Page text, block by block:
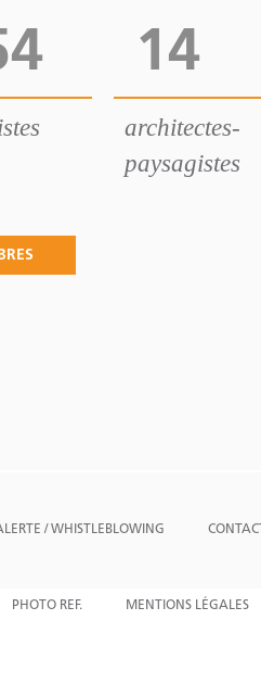
14
architectes-
paysagistes
/ WHISTLEBLOWING CONTACT
PHOTO REF. MENTIONS LÉGALES